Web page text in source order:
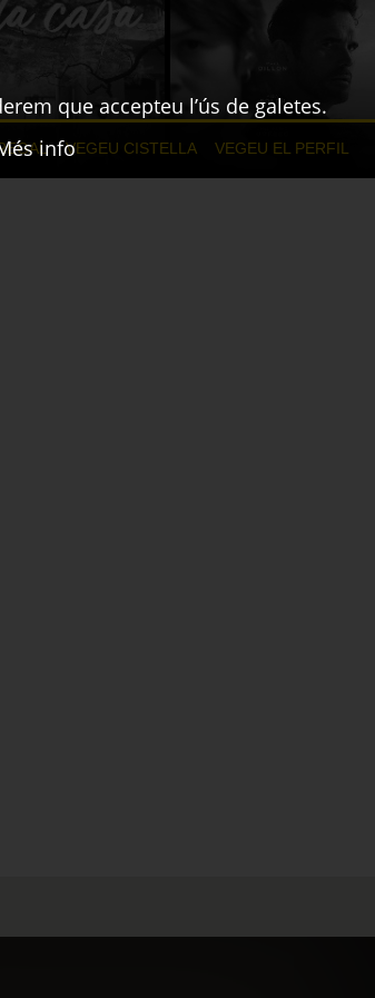
VEGEU CISTELLA VEGEU EL PERFIL
que accepteu l’ús de galetes.
info